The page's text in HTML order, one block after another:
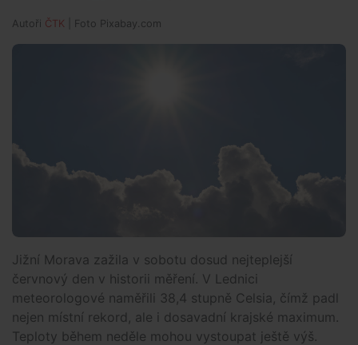
Autoři ČTK | Foto Pixabay.com
Jižní Morava zažila v sobotu dosud nejteplejší
červnový den v historii měření. V Lednici
meteorologové naměřili 38,4 stupně Celsia, čímž padl
nejen místní rekord, ale i dosavadní krajské maximum.
Teploty během neděle mohou vystoupat ještě výš.